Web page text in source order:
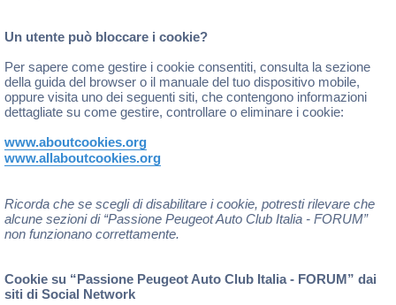
Un utente può bloccare i cookie?
Per sapere come gestire i cookie consentiti, consulta la sezione
della guida del browser o il manuale del tuo dispositivo mobile,
oppure visita uno dei seguenti siti, che contengono informazioni
dettagliate su come gestire, controllare o eliminare i cookie:
www.aboutcookies.org
www.allaboutcookies.org
Ricorda che se scegli di disabilitare i cookie, potresti rilevare che
alcune sezioni di “Passione Peugeot Auto Club Italia - FORUM”
non funzionano correttamente.
Cookie su “Passione Peugeot Auto Club Italia - FORUM” dai
siti di Social Network